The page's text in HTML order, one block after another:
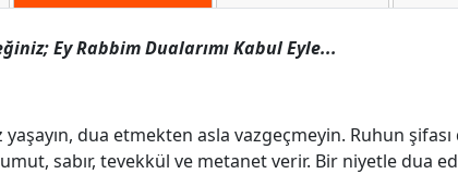
Ey Rabbim Dualarımı Kabul Eyle...
dua etmekten asla vazgeçmeyin. Ruhun şifası
sabır, tevekkül ve metanet verir. Bir niyetle dua